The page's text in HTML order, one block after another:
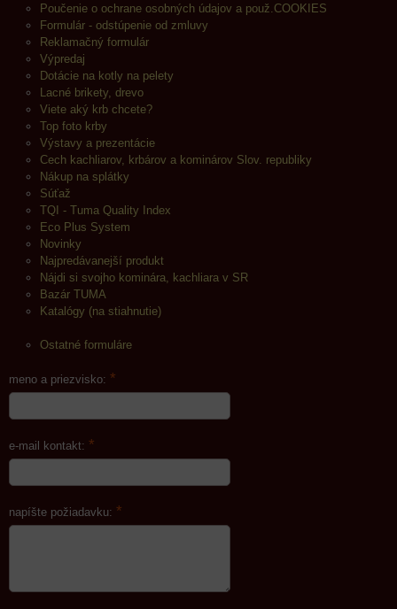
Poučenie o ochrane osobných údajov a použ.COOKIES
Formulár - odstúpenie od zmluvy
Reklamačný formulár
Výpredaj
Dotácie na kotly na pelety
Lacné brikety, drevo
Viete aký krb chcete?
Top foto krby
Výstavy a prezentácie
Cech kachliarov, krbárov a kominárov Slov. republiky
Nákup na splátky
Súťaž
TQI - Tuma Quality Index
Eco Plus System
Novinky
Najpredávanejší produkt
Nájdi si svojho kominára, kachliara v SR
Bazár TUMA
Katalógy (na stiahnutie)
Ostatné formuláre
meno a priezvisko: *
e-mail kontakt: *
napíšte požiadavku: *